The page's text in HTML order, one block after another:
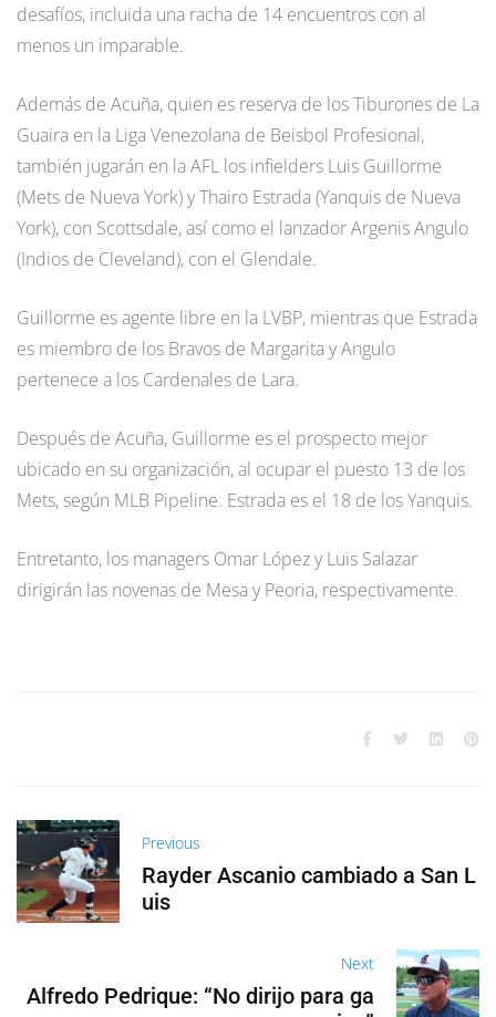
desafíos, incluida una racha de 14 encuentros con al
menos un imparable.
Además de Acuña, quien es reserva de los Tiburones de La
Guaira en la Liga Venezolana de Beisbol Profesional,
también jugarán en la AFL los infielders Luis Guillorme
(Mets de Nueva York) y Thairo Estrada (Yanquis de Nueva
York), con Scottsdale, así como el lanzador Argenis Angulo
(Indios de Cleveland), con el Glendale.
Guillorme es agente libre en la LVBP, mientras que Estrada
es miembro de los Bravos de Margarita y Angulo
pertenece a los Cardenales de Lara.
Después de Acuña, Guillorme es el prospecto mejor
ubicado en su organización, al ocupar el puesto 13 de los
Mets, según MLB Pipeline. Estrada es el 18 de los Yanquis.
Entretanto, los managers Omar López y Luis Salazar
dirigirán las novenas de Mesa y Peoria, respectivamente.
Previous
Rayder Ascanio cambiado a San L
uis
Next
Alfredo Pedrique: “No dirijo para ga